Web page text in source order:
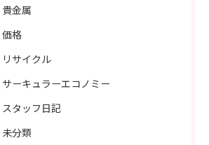
貴金属
価格
リサイクル
サーキュラーエコノミー
スタッフ日記
未分類